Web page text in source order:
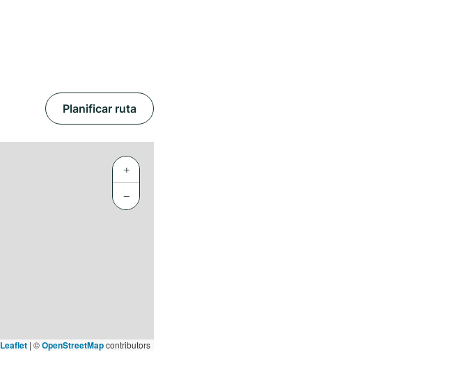
Planificar ruta
+
−
Leaflet | ©OpenStreetMapcontributors